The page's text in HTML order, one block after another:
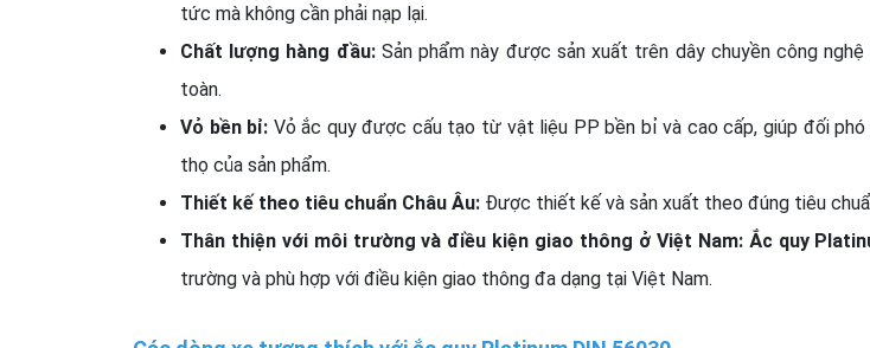
tức mà không cần phải nạp lại.
Chất lượng hàng đầu: Sản phẩm này được sản xuất trên dây chuyền công
toàn.
Vỏ bền bỉ: Vỏ ắc quy được cấu tạo từ vật liệu PP bền bỉ và cao cấp, giúp đối
thọ của sản phẩm.
Thiết kế theo tiêu chuẩn Châu Âu: Được thiết kế và sản xuất theo đúng tiêu
Thân thiện với môi trường và điều kiện giao thông ở Việt Nam: Ắc quy
trường và phù hợp với điều kiện giao thông đa dạng tại Việt Nam.